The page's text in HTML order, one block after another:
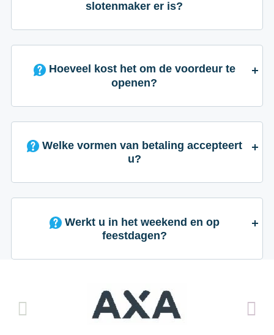
slotenmaker er is?
Hoeveel kost het om de voordeur te
openen?
Welke vormen van betaling accepteert
u?
Werkt u in het weekend en op
feestdagen?